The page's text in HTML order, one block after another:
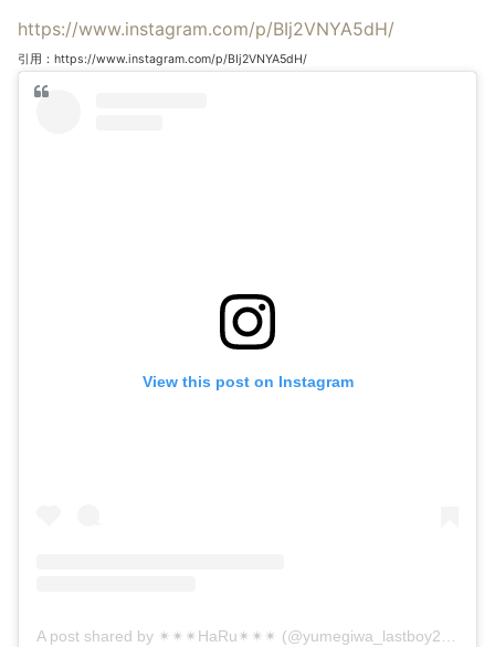
https://www.instagram.com/p/BIj2VNYA5dH/
引用：https://www.instagram.com/p/BIj2VNYA5dH/
View this post on Instagram